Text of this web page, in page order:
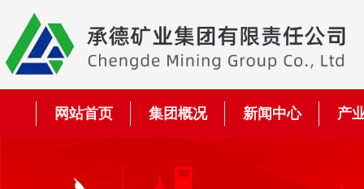
网站首页 集团概况 新闻中心 产